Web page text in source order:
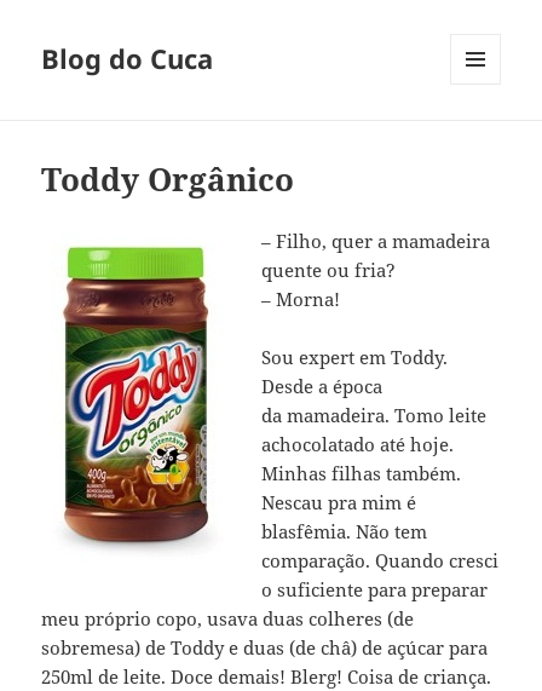
Blog do Cuca
Toddy Orgânico
– Filho, quer a mamadeira
quente ou fria?
– Morna!
Sou expert em Toddy.
Desde a época
da mamadeira. Tomo leite
achocolatado até hoje.
Minhas filhas também.
Nescau pra mim é
blasfêmia. Não tem
comparação. Quando cresci
o suficiente para preparar
meu próprio copo, usava duas colheres (de
sobremesa) de Toddy e duas (de châ) de açúcar para
250ml de leite. Doce demais! Blerg! Coisa de criança.